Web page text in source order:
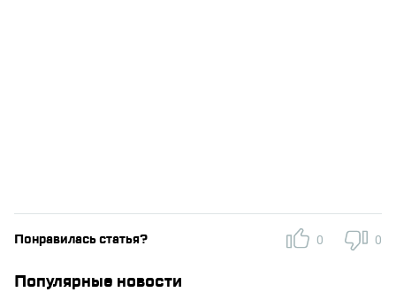
Понравилась статья? 0 0
Популярные новости